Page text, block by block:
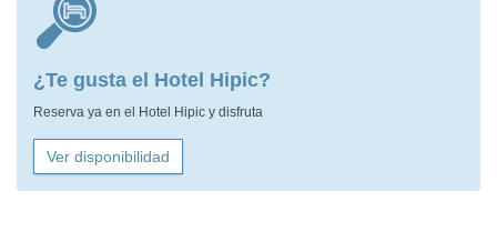
¿Te gusta el Hotel Hipic?
Reserva ya en el Hotel Hipic y disfruta
Ver disponibilidad